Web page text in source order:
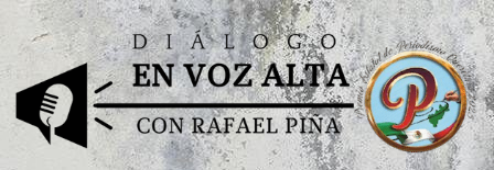
Saltar
al
contenido